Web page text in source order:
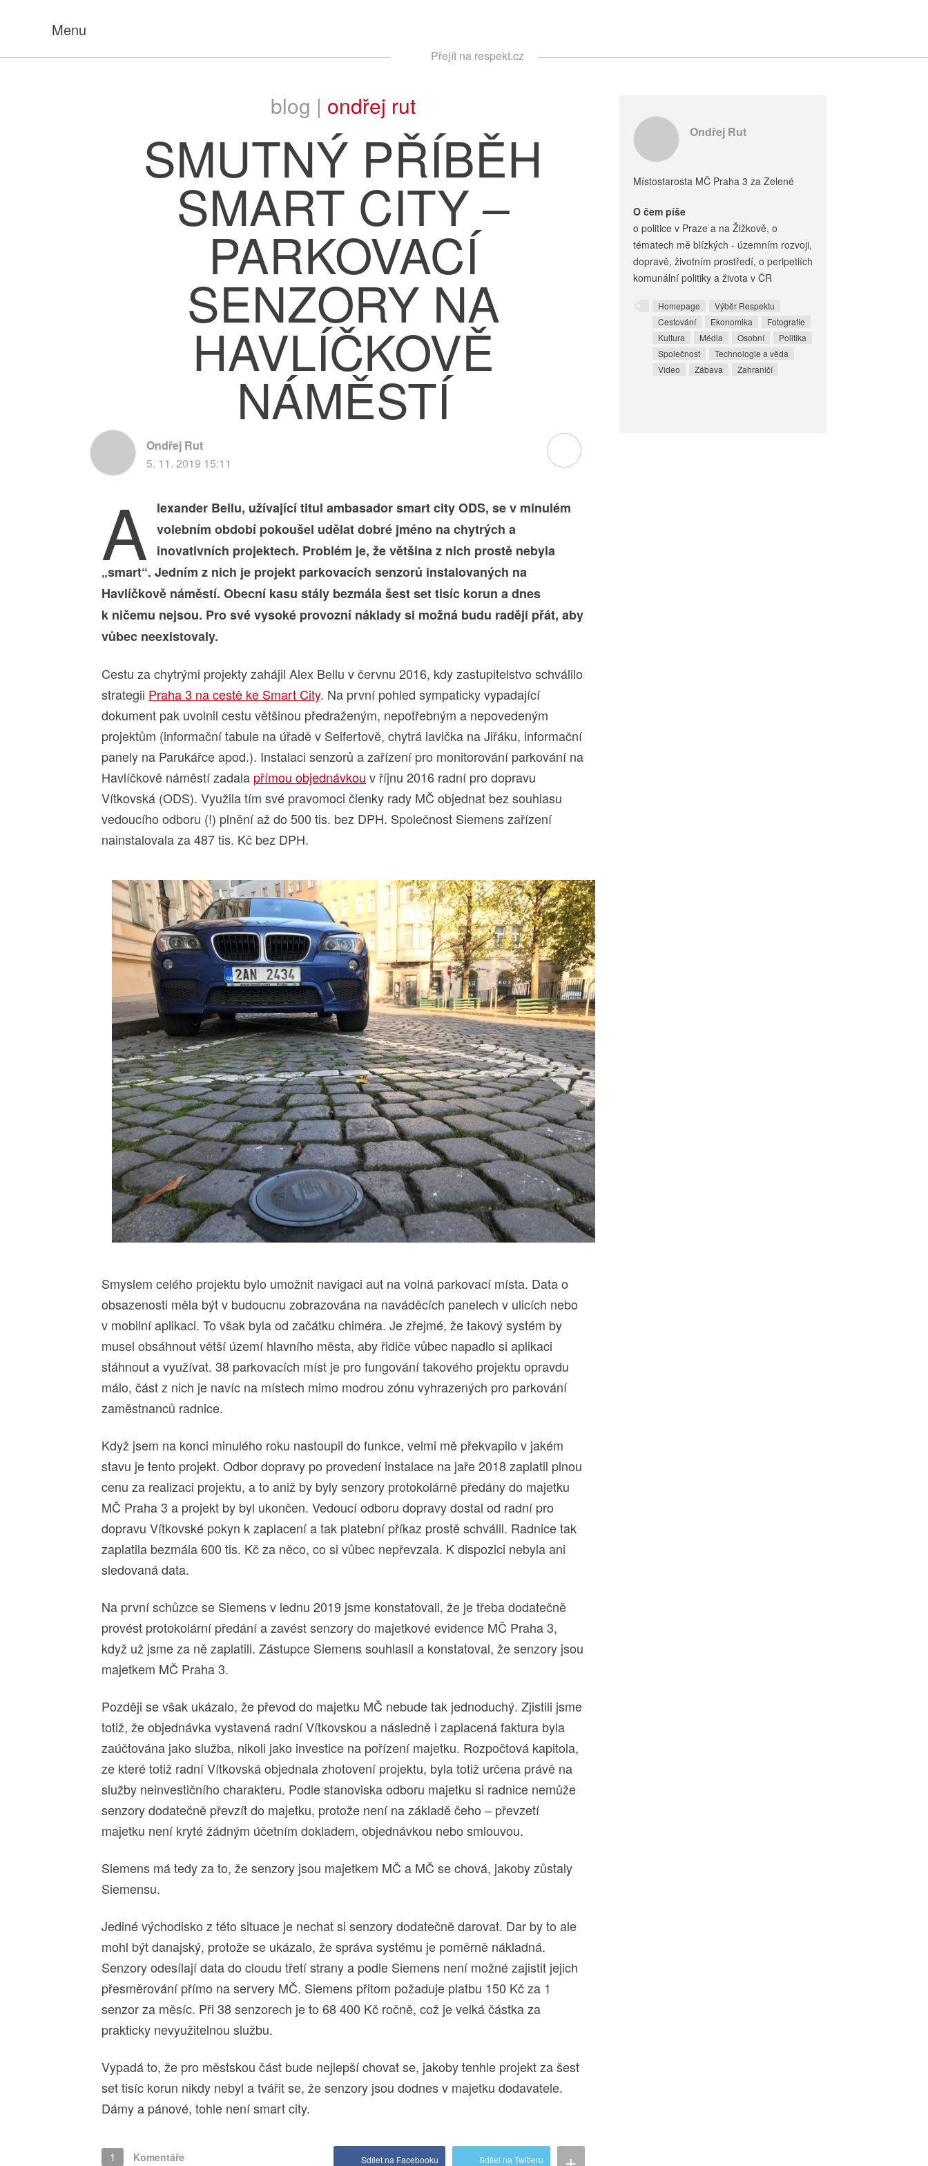
Menu
Přejít na respekt.cz
blog | ondřej rut
SMUTNÝ PŘÍBĚH
SMART CITY –
PARKOVACÍ
SENZORY NA
HAVLÍČKOVĚ
NÁMĚSTÍ
Ondřej Rut
5. 11. 2019 15:11
A
lexander Bellu, užívající titul ambasador smart city ODS, se v minulém
volebním období pokoušel udělat dobré jméno na chytrých a
inovativních projektech. Problém je, že většina z nich prostě nebyla
„smart“. Jedním z nich je projekt parkovacích senzorů instalovaných na
Havlíčkově náměstí. Obecní kasu stály bezmála šest set tisíc korun a dnes
k ničemu nejsou. Pro své vysoké provozní náklady si možná budu raději přát, aby
vůbec neexistovaly.
Cestu za chytrými projekty zahájil Alex Bellu v červnu 2016, kdy zastupitelstvo schválilo
strategii Praha 3 na cestě ke Smart City. Na první pohled sympaticky vypadající
dokument pak uvolnil cestu většinou předraženým, nepotřebným a nepovedeným
projektům (informační tabule na úřadě v Seifertově, chytrá lavička na Jiřáku, informační
panely na Parukářce apod.). Instalaci senzorů a zařízení pro monitorování parkování na
Havlíčkově náměstí zadala přímou objednávkou v říjnu 2016 radní pro dopravu
Vítkovská (ODS). Využila tím své pravomoci členky rady MČ objednat bez souhlasu
vedoucího odboru (!) plnění až do 500 tis. bez DPH. Společnost Siemens zařízení
nainstalovala za 487 tis. Kč bez DPH.
Smyslem celého projektu bylo umožnit navigaci aut na volná parkovací místa. Data o
obsazenosti měla být v budoucnu zobrazována na naváděcích panelech v ulicích nebo
v mobilní aplikaci. To však byla od začátku chiméra. Je zřejmé, že takový systém by
musel obsáhnout větší území hlavního města, aby řidiče vůbec napadlo si aplikaci
stáhnout a využívat. 38 parkovacích míst je pro fungování takového projektu opravdu
málo, část z nich je navíc na místech mimo modrou zónu vyhrazených pro parkování
zaměstnanců radnice.
Když jsem na konci minulého roku nastoupil do funkce, velmi mě překvapilo v jakém
stavu je tento projekt. Odbor dopravy po provedení instalace na jaře 2018 zaplatil plnou
cenu za realizaci projektu, a to aniž by byly senzory protokolárně předány do majetku
MČ Praha 3 a projekt by byl ukončen. Vedoucí odboru dopravy dostal od radní pro
dopravu Vítkovské pokyn k zaplacení a tak platební příkaz prostě schválil. Radnice tak
zaplatila bezmála 600 tis. Kč za něco, co si vůbec nepřevzala. K dispozici nebyla ani
sledovaná data.
Na první schůzce se Siemens v lednu 2019 jsme konstatovali, že je třeba dodatečně
provést protokolární předání a zavést senzory do majetkové evidence MČ Praha 3,
když už jsme za ně zaplatili. Zástupce Siemens souhlasil a konstatoval, že senzory jsou
majetkem MČ Praha 3.
Později se však ukázalo, že převod do majetku MČ nebude tak jednoduchý. Zjistili jsme
totiž, že objednávka vystavená radní Vítkovskou a následně i zaplacená faktura byla
zaúčtována jako služba, nikoli jako investice na pořízení majetku. Rozpočtová kapitola,
ze které totiž radní Vítkovská objednala zhotovení projektu, byla totiž určena právě na
služby neinvestičního charakteru. Podle stanoviska odboru majetku si radnice nemůže
senzory dodatečně převzít do majetku, protože není na základě čeho – převzetí
majetku není kryté žádným účetním dokladem, objednávkou nebo smlouvou.
Siemens má tedy za to, že senzory jsou majetkem MČ a MČ se chová, jakoby zůstaly
Siemensu.
Jediné východisko z této situace je nechat si senzory dodatečně darovat. Dar by to ale
mohl být danajský, protože se ukázalo, že správa systému je poměrně nákladná.
Senzory odesílají data do cloudu třetí strany a podle Siemens není možné zajistit jejich
přesměrování přímo na servery MČ. Siemens přitom požaduje platbu 150 Kč za 1
senzor za měsíc. Při 38 senzorech je to 68 400 Kč ročně, což je velká částka za
prakticky nevyužitelnou službu.
Vypadá to, že pro městskou část bude nejlepší chovat se, jakoby tenhle projekt za šest
set tisíc korun nikdy nebyl a tvářit se, že senzory jsou dodnes v majetku dodavatele.
Dámy a pánové, tohle není smart city.
1 Komentáře Sdílet na Twitteru
Sdílet na Facebooku
Ondřej Rut
Místostarosta MČ Praha 3 za Zelené
O čem píše
o politice v Praze a na Žižkově, o
tématech mě blízkých - územním rozvoji,
dopravě, životním prostředí, o peripetiích
komunální politiky a života v ČR
Homepage
Výběr Respektu
Cestování
Ekonomika
Fotografie
Kultura
Média Osobní
Politika
Společnost
Technologie a věda
Video
Zábava Zahraničí